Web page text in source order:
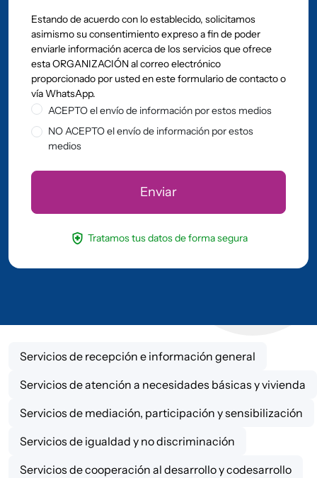
Estando de acuerdo con lo establecido, solicitamos
asimismo su consentimiento expreso a fin de poder
enviarle información acerca de los servicios que ofrece
esta ORGANIZACIÓN al correo electrónico
proporcionado por usted en este formulario de contacto o
vía WhatsApp.
ACEPTO el envío de información por estos medios
NO ACEPTO el envío de información por estos
medios
health_and_safety Tratamos tus datos de forma segura
Servicios de recepción e información general
Servicios de atención a necesidades básicas y vivienda
Servicios de mediación, participación y sensibilización
Servicios de igualdad y no discriminación
Servicios de cooperación al desarrollo y codesarrollo